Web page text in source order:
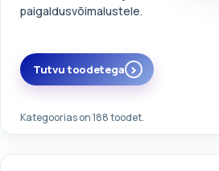
paigaldusvõimalustele.
Kategoorias on 188 toodet.
Tutvu toodetega